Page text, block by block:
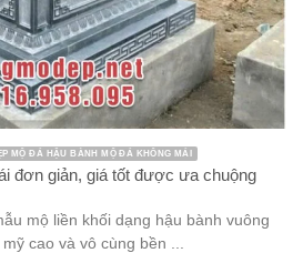
MỘ ĐÁ HẬU BÀNH MỘ ĐÁ KHÔNG MÁI
đơn giản, giá tốt được ưa chuộng
mộ liền khối dạng hậu bành vuông
cao và vô cùng bền ...